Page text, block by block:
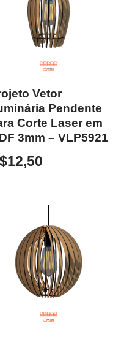
Vetor
Pendente
Corte Laser em
3mm – VLP5921
12,50